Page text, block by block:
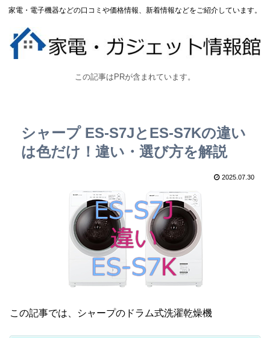
家電・電子機器などの口コミや価格情報、新着情報などをご紹介しています。
この記事はPRが含まれています。
シャープ ES-S7JとES-S7Kの違い
は色だけ！違い・選び方を解説
2025.07.30
この記事では、シャープのドラム式洗濯乾燥機